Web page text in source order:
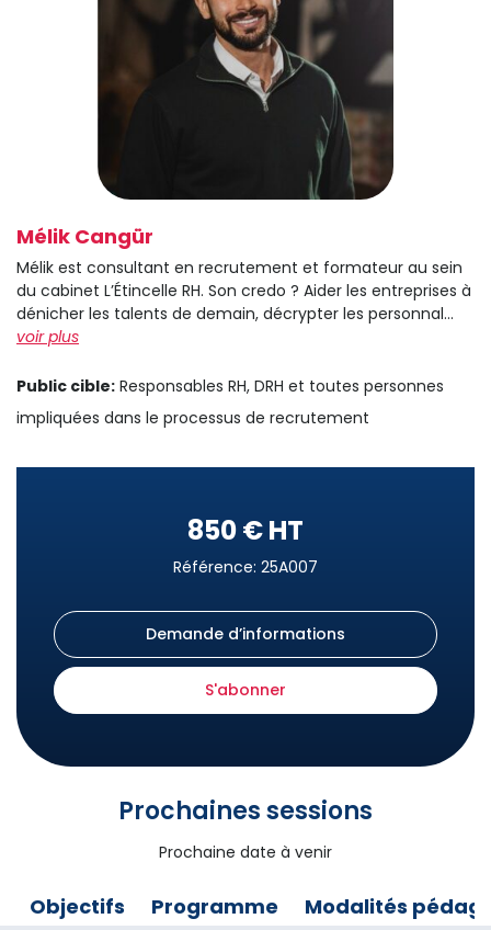
Mélik Cangür
Mélik est consultant en recrutement et formateur au sein
du cabinet L’Étincelle RH. Son credo ? Aider les entreprises à
dénicher les talents de demain, décrypter les personnal...
voir plus
Public cible: Responsables RH, DRH et toutes personnes
impliquées dans le processus de recrutement
850 € HT
Référence: 25A007
Demande d’informations
S'abonner
Prochaines sessions
Prochaine date à venir
Objectifs Programme Modalités